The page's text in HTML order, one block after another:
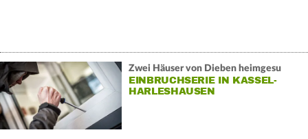
Zwei Häuser von Dieben heimgesu
EINBRUCHSERIE IN KASSEL-
HARLESHAUSEN